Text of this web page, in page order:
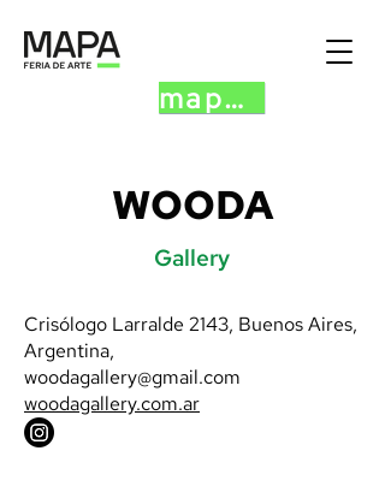
mapa.art
WOODA
Gallery
Crisólogo Larralde 2143, Buenos Aires,
Argentina,
woodagallery@gmail.com
woodagallery.com.ar